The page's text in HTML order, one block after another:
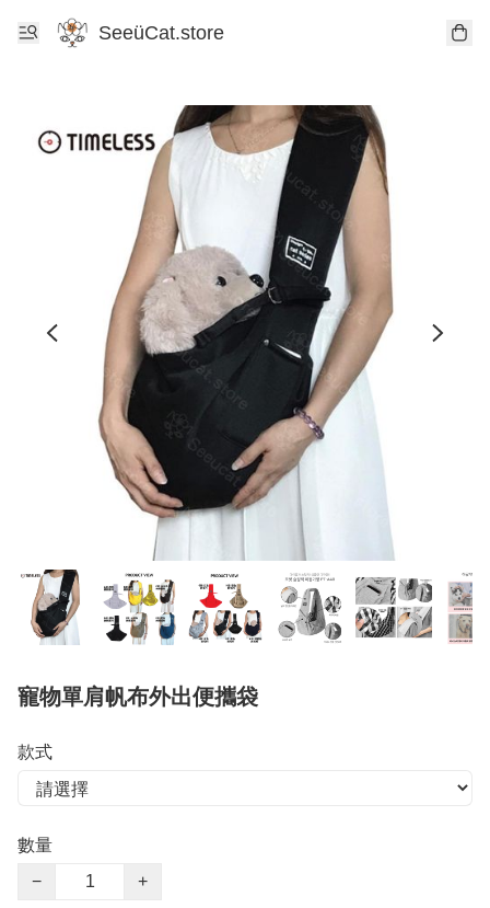
SeeüCat.store
寵物單肩帆布外出便攜袋
款式
數量
−
+